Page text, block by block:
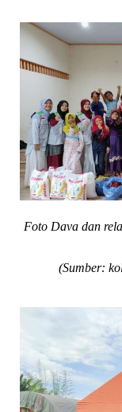
Foto Dava dan
(Sumber: